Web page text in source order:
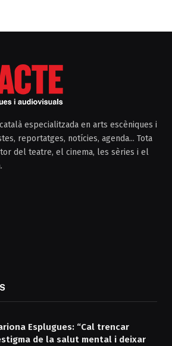
especialitzada en arts escèniques i
reportatges, notícies, agenda... Tota
del teatre, el cinema, les sèries i el
Esplugues: “Cal trencar
de la salut mental i deixar